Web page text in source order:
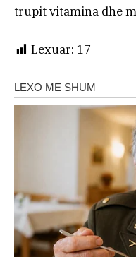
trupit vitamina dhe
Lexuar: 17